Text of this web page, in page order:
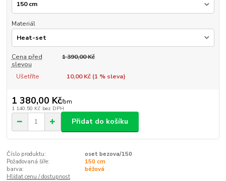
Materiál
Cena před
slevou
1 390,00 Kč
Ušetříte 10,00 Kč (1 % sleva)
1 380,00 Kč/bm
1 140,50 Kč bez DPH
Přidat do košíku
Číslo produktu:
oset bezova/150
Požadovaná šíře:
150 cm
barva:
béžová
Hlídat cenu / dostupnost